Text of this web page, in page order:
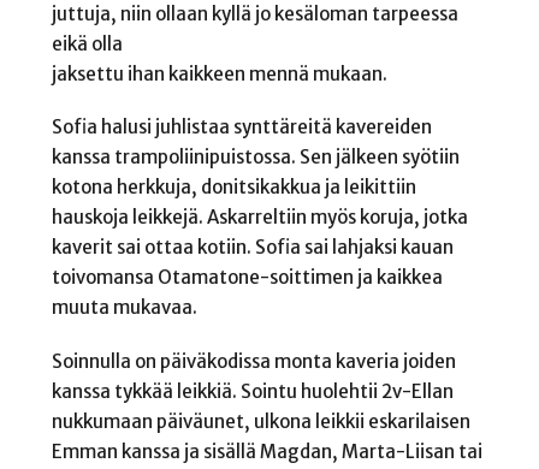
juttuja, niin ollaan kyllä jo kesäloman tarpeessa
eikä olla
jaksettu ihan kaikkeen mennä mukaan.
Sofia halusi juhlistaa synttäreitä kavereiden
kanssa trampoliinipuistossa. Sen jälkeen syötiin
kotona herkkuja, donitsikakkua ja leikittiin
hauskoja leikkejä. Askarreltiin myös koruja, jotka
kaverit sai ottaa kotiin. Sofia sai lahjaksi kauan
toivomansa Otamatone-soittimen ja kaikkea
muuta mukavaa.
Soinnulla on päiväkodissa monta kaveria joiden
kanssa tykkää leikkiä. Sointu huolehtii 2v-Ellan
nukkumaan päiväunet, ulkona leikkii eskarilaisen
Emman kanssa ja sisällä Magdan, Marta-Liisan tai